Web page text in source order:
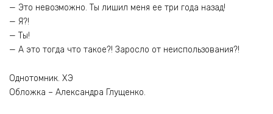
— Это невозможно. Ты лишил меня ее три года назад!
— Я?!
— Ты!
— А это тогда что такое?! Заросло от неиспользования?!
Однотомник. ХЭ
Обложка – Александра Глущенко.